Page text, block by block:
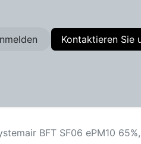
Kontaktieren Sie
BFT SF06 ePM10